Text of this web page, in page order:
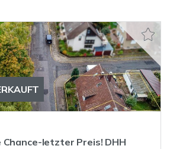
letzter Preis! DHH